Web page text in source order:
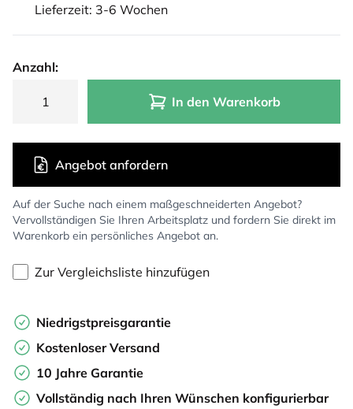
Lieferzeit: 3-6 Wochen
Anzahl:
In den Warenkorb
Auf der Suche nach einem maßgeschneiderten Angebot?
Vervollständigen Sie Ihren Arbeitsplatz und fordern Sie direkt im
Warenkorb ein persönliches Angebot an.
Angebot anfordern
Zur Vergleichsliste hinzufügen
Niedrigstpreisgarantie
Kostenloser Versand
10 Jahre Garantie
Vollständig nach Ihren Wünschen konfigurierbar